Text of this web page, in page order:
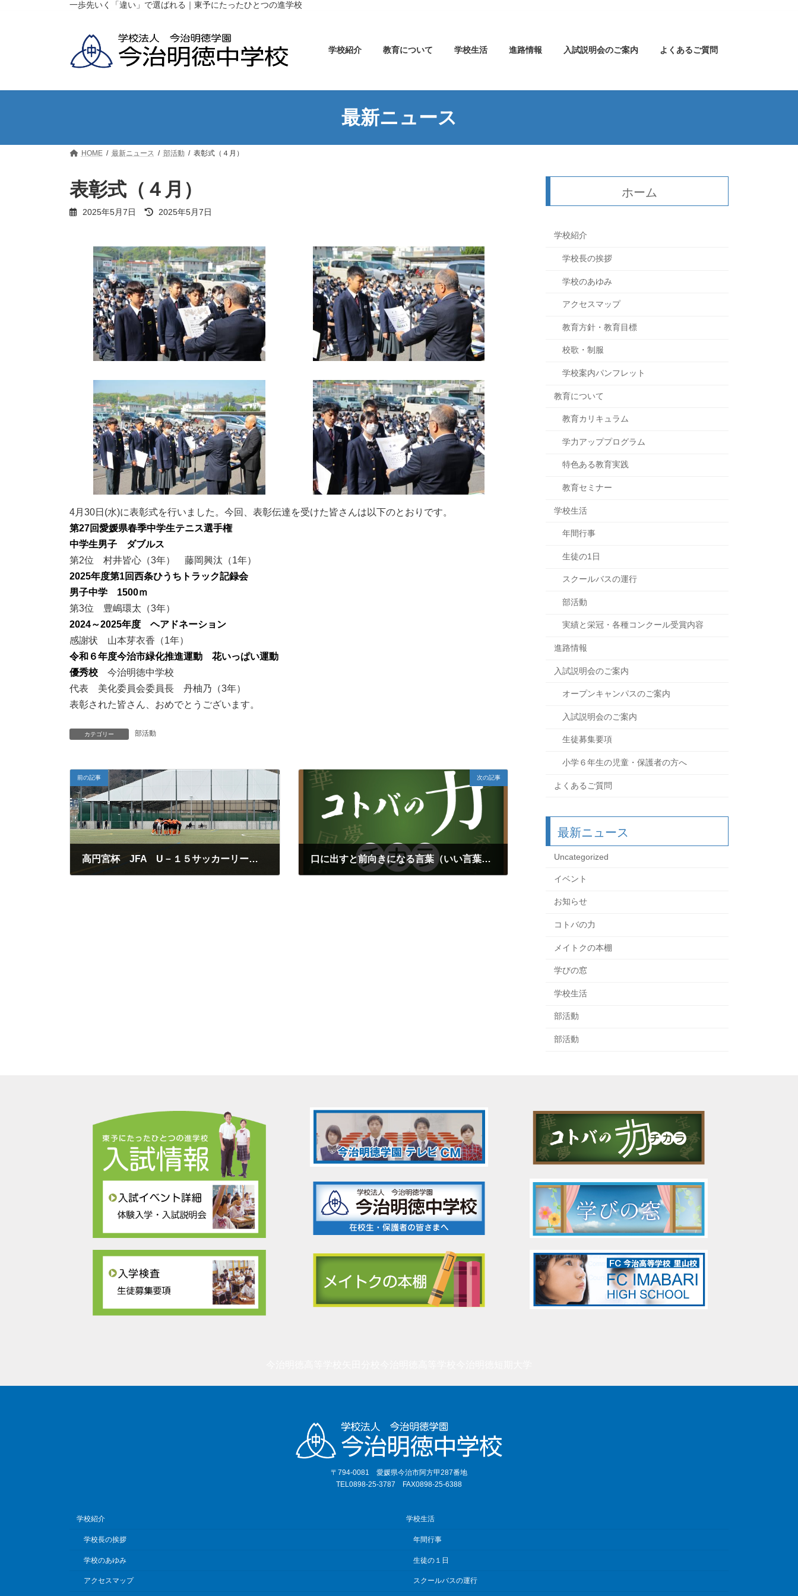
キ
に
一歩先いく「違い」で選ばれる｜東予にたったひとつの進学校
学校紹介 教育について 学校生活 進路情報 入試説明会のご案内 よくあるご質問
最新ニュース
HOME 最新ニュース 部活動 表彰式（４月）
表彰式（４月）
2025年5月7日
最
日
時
:
2025年5月7日
4月30日(水)に表彰式を行いました。今回、表彰伝達を受けた皆さんは以下のとおりです。
第27回愛媛県春季中学生テニス選手権
中学生男子 ダブルス
第2位 村井皆心（3年） 藤岡興汰（1年）
2025年度第1回西条ひうちトラック記録会
男子中学 1500ｍ
第3位 豊嶋環太（3年）
2024～2025年度 ヘアドネーション
感謝状 山本芽衣香（1年）
令和６年度今治市緑化推進運動 花いっぱい運動
優秀校 今治明徳中学校
代表 美化委員会委員長 丹柚乃（3年）
表彰された皆さん、おめでとうございます。
カテゴリー 部活動
前の記事
高円宮杯 JFA U－１５サッカーリーグ２０２５ 愛媛県プレミアリーグ(EPリーグ)
次の記事
口に出すと前向きになる言葉（いい言葉は人生を変える）
ホーム
学校紹介
学校長の挨拶
学校のあゆみ
アクセスマップ
教育方針・教育目標
校歌・制服
学校案内パンフレット
教育について
教育カリキュラム
学力アッププログラム
特色ある教育実践
教育セミナー
学校生活
年間行事
生徒の1日
スクールバスの運行
部活動
実績と栄冠・各種コンクール受賞内容
進路情報
入試説明会のご案内
オープンキャンパスのご案内
入試説明会のご案内
生徒募集要項
小学６年生の児童・保護者の方へ
よくあるご質問
最新ニュース
Uncategorized
イベント
お知らせ
コトバの力
メイトクの本棚
学びの窓
学校生活
部活動
部活動
〒794-0081 愛媛県今治市阿方甲287番地
TEL0898-25-3787 FAX0898-25-6388
学校紹介
学校長の挨拶
学校のあゆみ
アクセスマップ
学校生活
年間行事
生徒の１日
スクールバスの運行